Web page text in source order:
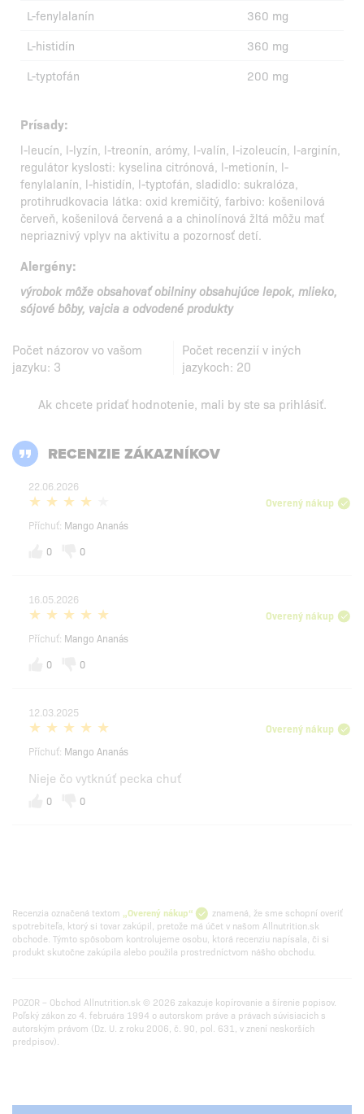
L-fenylalanín
360 mg
L-histidín
360 mg
L-typtofán
200 mg
Prísady:
l-leucín, l-lyzín, l-treonín, arómy, l-valín, l-izoleucín, l-arginín,
regulátor kyslosti: kyselina citrónová, l-metionín, l-
fenylalanín, l-histidín, l-typtofán, sladidlo: sukralóza,
protihrudkovacia látka: oxid kremičitý, farbivo: košenilová
červeň, košenilová červená a a chinolínová žltá môžu mať
nepriaznivý vplyv na aktivitu a pozornosť detí.
Alergény:
výrobok môže obsahovať obilniny obsahujúce lepok, mlieko,
sójové bôby, vajcia a odvodené produkty
Počet názorov vo vašom
jazyku: 3
Počet recenzií v iných
jazykoch: 20
Ak chcete pridať hodnotenie, mali by ste sa prihlásiť.
RECENZIE ZÁKAZNÍKOV
22.06.2026
Overený nákup
Příchuť: Mango Ananás
0
0
16.05.2026
Overený nákup
Příchuť: Mango Ananás
0
0
12.03.2025
Overený nákup
Příchuť: Mango Ananás
Nieje čo vytknúť pecka chuť
0 0
Recenzia označená textom „Overený nákup“
znamená, že sme schopní overiť
spotrebiteľa, ktorý si tovar zakúpil, pretože má účet v našom Allnutrition.sk
obchode. Týmto spôsobom kontrolujeme osobu, ktorá recenziu napísala, či si
produkt skutočne zakúpila alebo použila prostredníctvom nášho obchodu.
POZOR – Obchod Allnutrition.sk © 2026 zakazuje kopírovanie a šírenie popisov.
Poľský zákon zo 4. februára 1994 o autorskom práve a právach súvisiacich s
autorským právom (Dz. U. z roku 2006, č. 90, pol. 631, v znení neskorších
predpisov).